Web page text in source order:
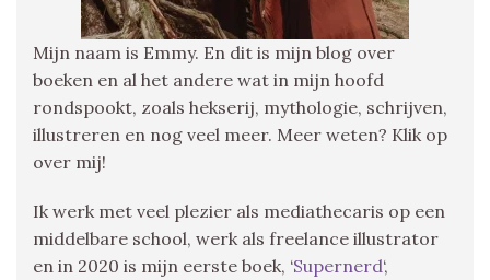
Mijn naam is Emmy. En dit is mijn blog over
boeken en al het andere wat in mijn hoofd
rondspookt, zoals hekserij, mythologie, schrijven,
illustreren en nog veel meer. Meer weten? Klik op
over mij!
Ik werk met veel plezier als mediathecaris op een
middelbare school, werk als freelance illustrator
en in 2020 is mijn eerste boek, ‘Supernerd‘,